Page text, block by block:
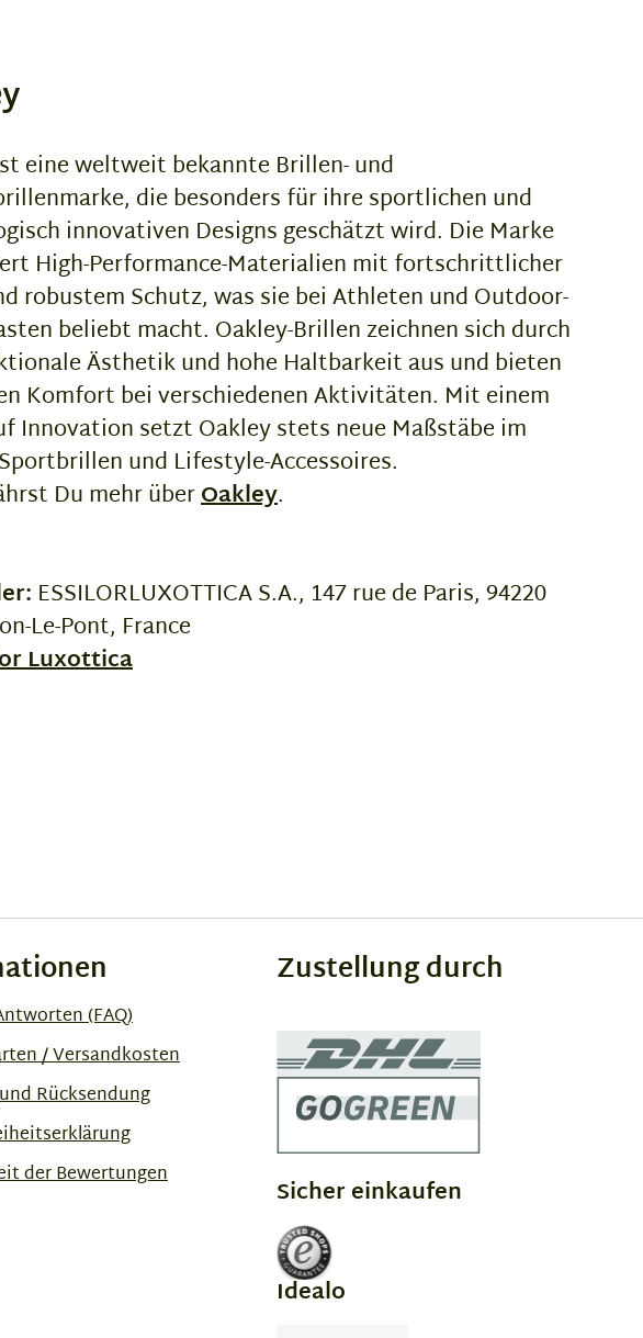
eine weltweit bekannte Brillen- und
die besonders für ihre sportlichen und
innovativen Designs geschätzt wird. Die Marke
High-Performance-Materialien mit fortschrittlicher
robustem Schutz, was sie bei Athleten und Outdoor-
beliebt macht. Oakley-Brillen zeichnen sich durch
Ästhetik und hohe Haltbarkeit aus und bieten
Komfort bei verschiedenen Aktivitäten. Mit einem
Innovation setzt Oakley stets neue Maßstäbe im
und Lifestyle-Accessoires.
Du mehr überOakley.
ESSILORLUXOTTICA S.A., 147 rue de Paris, 94220
Le-Pont, France
Luxottica
(FAQ)
/ Versandkosten
Rücksendung
der Bewertungen
Zustellung durch
Sicher einkaufen
Idealo